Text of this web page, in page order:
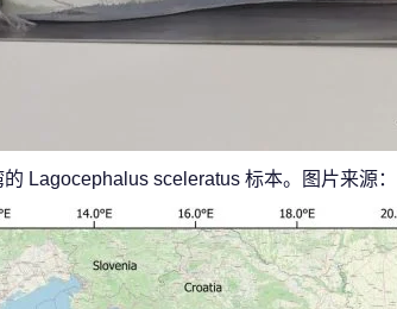
Lagocephalus sceleratus 标本。图片来源：